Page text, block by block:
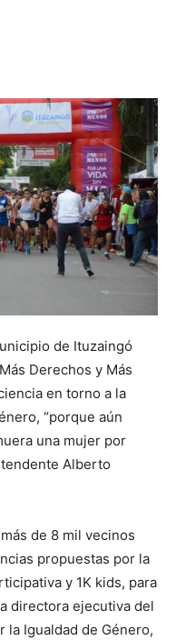
de Ituzaingó
Derechos y Más
en torno a la
“porque aún
una mujer por
Alberto
de 8 mil vecinos
propuestas por la
y 1K kids, para
directora ejecutiva del
la Igualdad de Género,